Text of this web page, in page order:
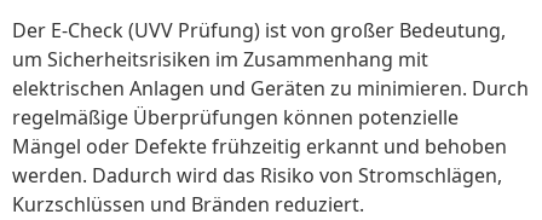
Der E-Check (UVV Prüfung) ist von großer Bedeutung,
um Sicherheitsrisiken im Zusammenhang mit
elektrischen Anlagen und Geräten zu minimieren. Durch
regelmäßige Überprüfungen können potenzielle
Mängel oder Defekte frühzeitig erkannt und behoben
werden. Dadurch wird das Risiko von Stromschlägen,
Kurzschlüssen und Bränden reduziert.